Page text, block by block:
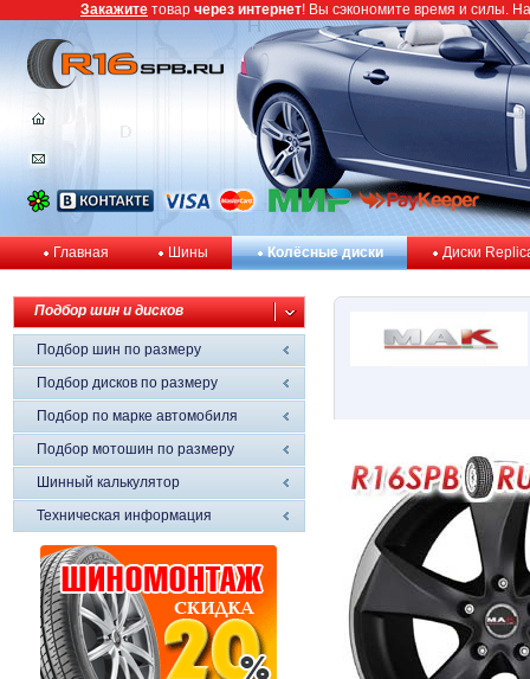
Главная Шины Колёсные диски Диски
Подбор шин и дисков
Подбор шин по размеру
Подбор дисков по размеру
Подбор по марке автомобиля
Подбор мотошин по размеру
Шинный калькулятор
Техническая информация
Закажите товар через интернет! Вы сэкономите время и силы.